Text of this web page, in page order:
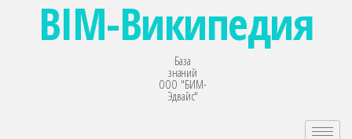
BIM-Википедия
База
знаний
ООО "БИМ-
Эдвайс"